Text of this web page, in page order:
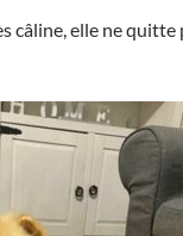
câline, elle ne quitte